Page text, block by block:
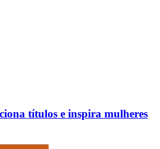
títulos e inspira mulheres